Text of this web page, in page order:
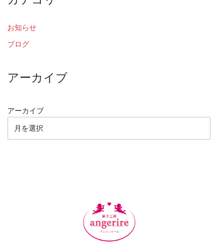
お知らせ
ブログ
アーカイブ
アーカイブ